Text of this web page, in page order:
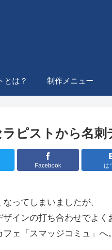
とは？ 制作メニュー
ピストから名刺
Facebook は
ってしまいましたが、
ザインの打ち合わせでよく
フェ「スマッジコミュ」へ